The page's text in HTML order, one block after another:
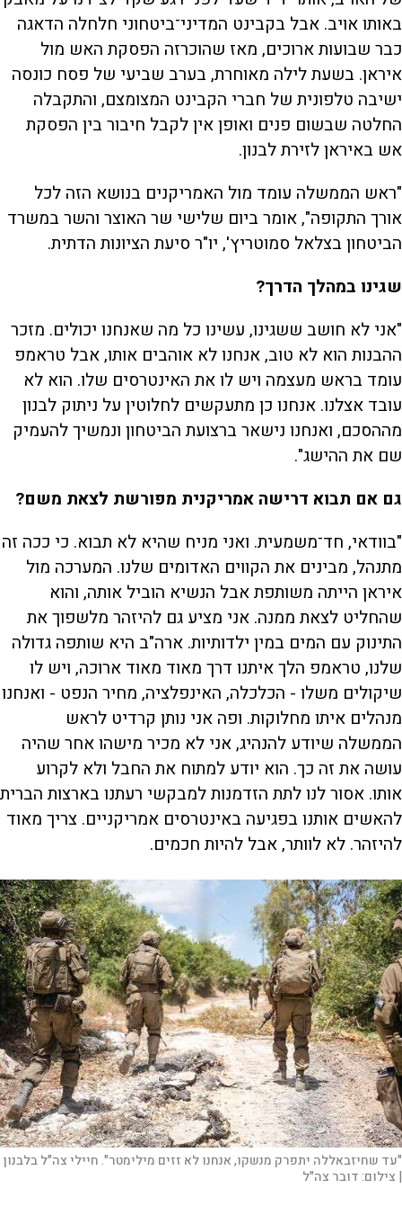
באותו אויב. אבל בקבינט המדיני־ביטחוני חלחלה הדאגה
כבר שבועות ארוכים, מאז שהוכרזה הפסקת האש מול
איראן. בשעת לילה מאוחרת, בערב שביעי של פסח כונסה
ישיבה טלפונית של חברי הקבינט המצומצם, והתקבלה
החלטה שבשום פנים ואופן אין לקבל חיבור בין הפסקת
אש באיראן לזירת לבנון.
"ראש הממשלה עומד מול האמריקנים בנושא הזה לכל
אורך התקופה", אומר ביום שלישי שר האוצר והשר במשרד
הביטחון בצלאל סמוטריץ', יו"ר סיעת הציונות הדתית.
שגינו במהלך הדרך?
"אני לא חושב ששגינו, עשינו כל מה שאנחנו יכולים. מזכר
ההבנות הוא לא טוב, אנחנו לא אוהבים אותו, אבל טראמפ
עומד בראש מעצמה ויש לו את האינטרסים שלו. הוא לא
עובד אצלנו. אנחנו כן מתעקשים לחלוטין על ניתוק לבנון
מההסכם, ואנחנו נישאר ברצועת הביטחון ונמשיך להעמיק
שם את ההישג".
גם אם תבוא דרישה אמריקנית מפורשת לצאת משם?
"בוודאי, חד־משמעית. ואני מניח שהיא לא תבוא. כי ככה זה
מתנהל, מבינים את הקווים האדומים שלנו. המערכה מול
איראן הייתה משותפת אבל הנשיא הוביל אותה, והוא
שהחליט לצאת ממנה. אני מציע גם להיזהר מלשפוך את
התינוק עם המים במין ילדותיות. ארה"ב היא שותפה גדולה
שלנו, טראמפ הלך איתנו דרך מאוד מאוד ארוכה, ויש לו
שיקולים משלו - הכלכלה, האינפלציה, מחיר הנפט - ואנחנו
מנהלים איתו מחלוקות. ופה אני נותן קרדיט לראש
הממשלה שיודע להנהיג, אני לא מכיר מישהו אחר שהיה
עושה את זה כך. הוא יודע למתוח את החבל ולא לקרוע
אותו. אסור לנו לתת הזדמנות למבקשי רעתנו בארצות הברית
להאשים אותנו בפגיעה באינטרסים אמריקניים. צריך מאוד
להיזהר. לא לוותר, אבל להיות חכמים.
"עד שחיזבאללה יתפרק מנשקו, אנחנו לא זזים מילימטר". חיילי צה"ל בלבנון
| צילום:דובר צה"ל